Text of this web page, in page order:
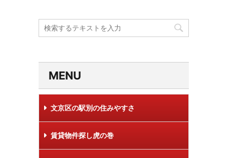
MENU
文京区の駅別の住みやすさ
賃貸物件探し虎の巻